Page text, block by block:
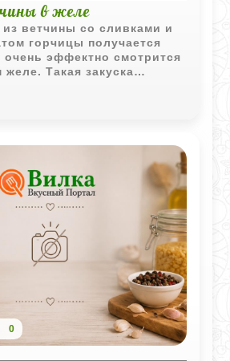
в желе
ветчины со сливками и
горчицы получается
эффектно смотрится
Такая закуска
подходит для
в порционных
0